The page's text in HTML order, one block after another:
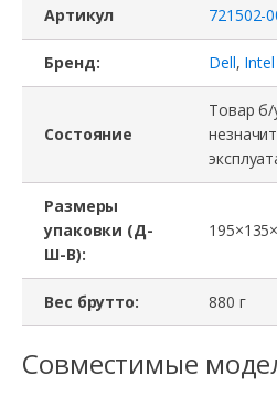
005,
Intel,
IBM,
port
TX,
Артикул 721502-
Бренд: Dell, Intel
Состояние
Товар
Размеры
упаковки (Д-
Ш-В):
Вес брутто: 880 г
Совместимые